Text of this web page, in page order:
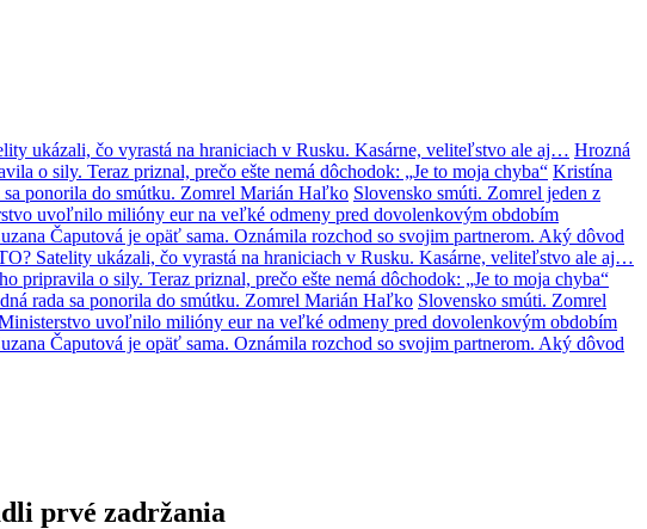
ukázali, čo vyrastá na hraniciach v Rusku. Kasárne, veliteľstvo ale aj… Hrozná
o sily. Teraz priznal, prečo ešte nemá dôchodok: „Je to moja chyba“ Kristína
sa ponorila do smútku. Zomrel Marián Haľko Slovensko smúti. Zomrel jeden z
uvoľnilo milióny eur na veľké odmeny pred dovolenkovým obdobím
Čaputová je opäť sama. Oznámila rozchod so svojim partnerom. Aký dôvod
Satelity ukázali, čo vyrastá na hraniciach v Rusku. Kasárne, veliteľstvo ale aj…
o sily. Teraz priznal, prečo ešte nemá dôchodok: „Je to moja chyba“
rada sa ponorila do smútku. Zomrel Marián Haľko Slovensko smúti. Zomrel
uvoľnilo milióny eur na veľké odmeny pred dovolenkovým obdobím
Čaputová je opäť sama. Oznámila rozchod so svojim partnerom. Aký dôvod
prvé zadržania